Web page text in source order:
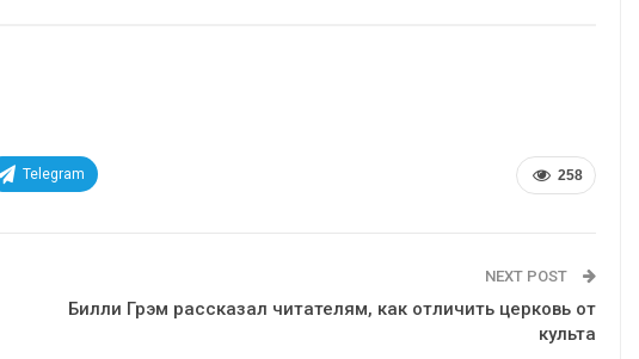
258
Telegram
NEXT POST
Билли Грэм рассказал читателям, как отличить церковь от
культа